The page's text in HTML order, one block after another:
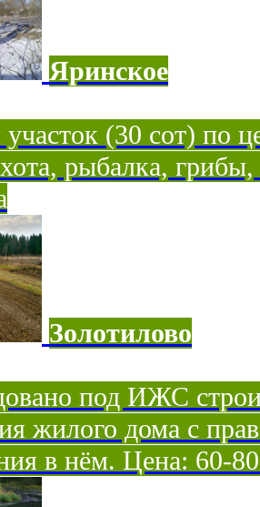
Яринское
(30 сот) по
рыбалка, грибы,
Золотилово
под ИЖС
жилого дома с
в нём. Цена: 60-80